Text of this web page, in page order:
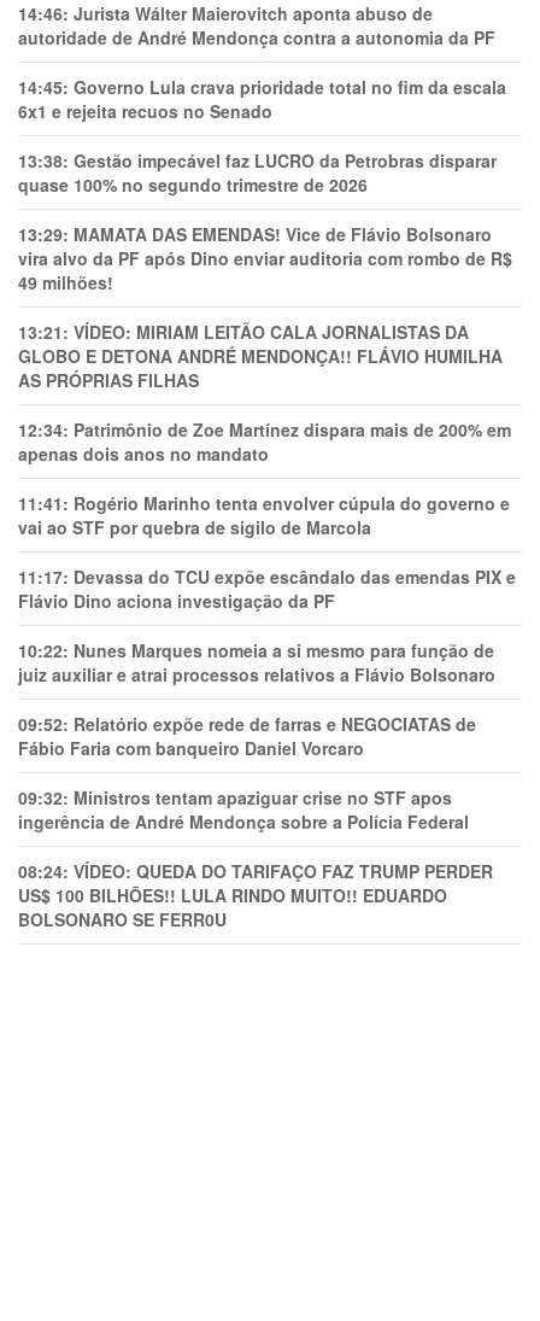
14:46: Jurista Wálter Maierovitch aponta abuso de
autoridade de André Mendonça contra a autonomia da PF
14:45: Governo Lula crava prioridade total no fim da escala
6x1 e rejeita recuos no Senado
13:38: Gestão impecável faz LUCRO da Petrobras disparar
quase 100% no segundo trimestre de 2026
13:29: MAMATA DAS EMENDAS! Vice de Flávio Bolsonaro
vira alvo da PF após Dino enviar auditoria com rombo de R$
49 milhões!
13:21: VÍDEO: MIRIAM LEITÃO CALA JORNALISTAS DA
GLOBO E DETONA ANDRÉ MENDONÇA!! FLÁVIO HUMILHA
AS PRÓPRIAS FILHAS
12:34: Patrimônio de Zoe Martínez dispara mais de 200% em
apenas dois anos no mandato
11:41: Rogério Marinho tenta envolver cúpula do governo e
vai ao STF por quebra de sigilo de Marcola
11:17: Devassa do TCU expõe escândalo das emendas PIX e
Flávio Dino aciona investigação da PF
10:22: Nunes Marques nomeia a si mesmo para função de
juiz auxiliar e atrai processos relativos a Flávio Bolsonaro
09:52: Relatório expõe rede de farras e NEGOCIATAS de
Fábio Faria com banqueiro Daniel Vorcaro
09:32: Ministros tentam apaziguar crise no STF apos
ingerência de André Mendonça sobre a Polícia Federal
08:24: VÍDEO: QUEDA DO TARIFAÇO FAZ TRUMP PERDER
US$ 100 BILHÕES!! LULA RINDO MUITO!! EDUARDO
BOLSONARO SE FERR0U